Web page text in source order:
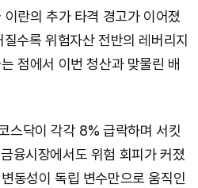
란의 추가 타격 경고가 이어졌
수록 위험자산 전반의 레버리지
점에서 이번 청산과 맞물린 배
스닥이 각각 8% 급락하며 서킷
융시장에서도 위험 회피가 커졌
동성이 독립 변수만으로 움직인